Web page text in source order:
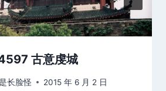
古意虔城
长脸怪 2015 年 6 月 2 日